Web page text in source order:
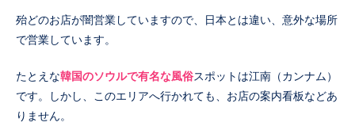
殆どのお店が闇営業していますので、日本とは違い、意外な場所
で営業しています。
たとえな韓国のソウルで有名な風俗スポットは江南（カンナム）
です。しかし、このエリアへ行かれても、お店の案内看板などあ
りません。